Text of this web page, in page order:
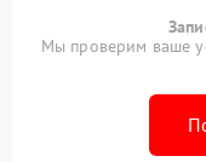
Мы проверим ваше